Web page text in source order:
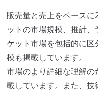
販売量と売上をベース
ットの市場規模、推計
ケット市場を包括的に
模も掲載しています。
市場のより詳細な理解
載しています。また、技